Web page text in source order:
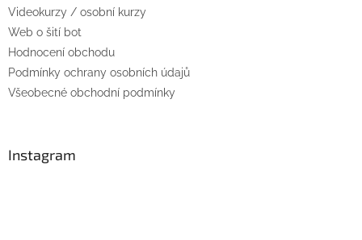
Videokurzy / osobní kurzy
Web o šití bot
Hodnocení obchodu
Podmínky ochrany osobních údajů
Všeobecné obchodní podmínky
Instagram